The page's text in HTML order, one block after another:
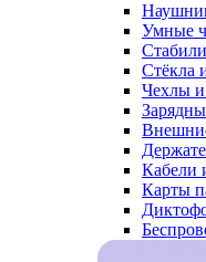
Умные
Стёкла
Чехлы и
Кабели
Карты